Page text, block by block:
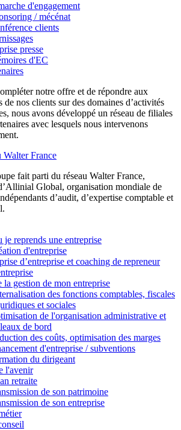
d'engagement
/ mécénat
clients
presse
d'EC
notre offre et de répondre aux
de nos clients sur des domaines d’activités
nous avons développé un réseau de filiales
avec lesquels nous intervenons
Walter France
fait parti du réseau Walter France,
Global, organisation mondiale de
d’audit, d’expertise comptable et
je reprends une entreprise
d'entreprise
d’entreprise et coaching de repreneur
la gestion de mon entreprise
des fonctions comptables, fiscales
et sociales
de l'organisation administrative et
de bord
des coûts, optimisation des marges
d'entreprise / subventions
du dirigeant
l'avenir
retraite
de son patrimoine
de son entreprise